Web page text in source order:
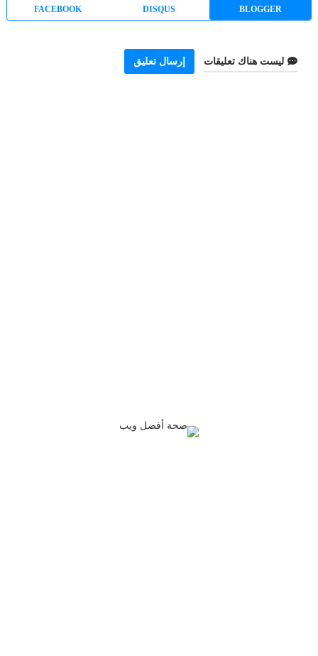
BLOGGER
DISQUS
FACEBOOK
ليست هناك تعليقات إرسال تعليق